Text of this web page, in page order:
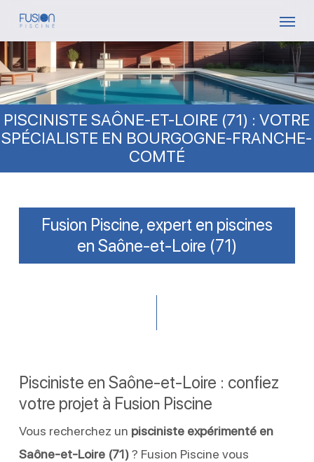
Skip
main
content
PISCINISTE SAÔNE-ET-LOIRE (71) : VOTRE
SPÉCIALISTE EN BOURGOGNE-FRANCHE-
COMTÉ
Fusion Piscine, expert en piscines
en Saône-et-Loire (71)
Pisciniste en Saône-et-Loire : confiez
votre projet à Fusion Piscine
Vous recherchez un pisciniste expérimenté en
Saône-et-Loire (71)? Fusion Piscine vous